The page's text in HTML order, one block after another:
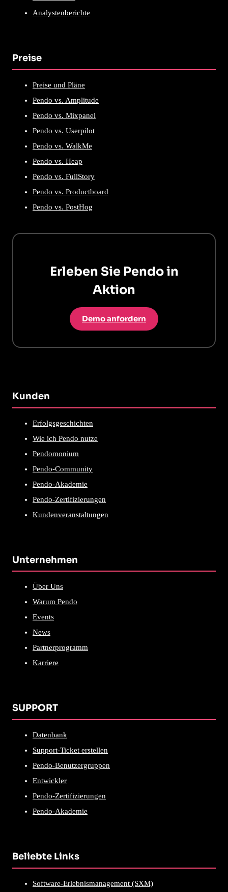
Analystenberichte
Preise
Preise und Pläne
Pendo vs. Amplitude
Pendo vs. Mixpanel
Pendo vs. Userpilot
Pendo vs. WalkMe
Pendo vs. Heap
Pendo vs. FullStory
Pendo vs. Productboard
Pendo vs. PostHog
Erleben Sie Pendo in
Aktion
Demo anfordern
Kunden
Erfolgsgeschichten
Wie ich Pendo nutze
Pendomonium
Pendo-Community
Pendo-Akademie
Pendo-Zertifizierungen
Kundenveranstaltungen
Unternehmen
Über Uns
Warum Pendo
Events
News
Partnerprogramm
Karriere
SUPPORT
Datenbank
Support-Ticket erstellen
Pendo-Benutzergruppen
Entwickler
Pendo-Zertifizierungen
Pendo-Akademie
Beliebte Links
Software-Erlebnismanagement (SXM)